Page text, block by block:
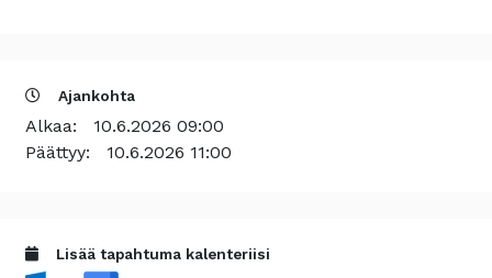
Ajankohta
Alkaa: 10.6.2026 09:00
Päättyy: 10.6.2026 11:00
Lisää tapahtuma kalenteriisi